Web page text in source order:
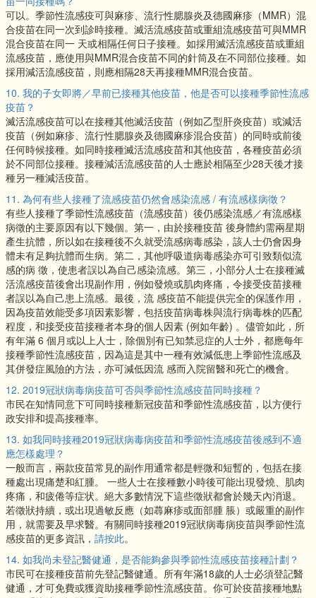
可以。季節性流感疫可與麻疹、流行性腮腺炎及德國麻疹（MMR）混
合疫苗在同一次到診時接種。滅活流感疫苗或重組流感疫苗可與MMR
混合疫苗在同一 天或相隔任何日子接種。如採用滅活流感疫苗或重組
流感疫苗，應使用與MMR混合疫苗不同的針筒及在不同部位接種。如
採用減活流感疫苗，則應相隔28天再接種MMR混合疫苗。
10. 我的子女即將／早前已接種其他疫苗，他是否可以接種季節性流感
疫苗？
滅活流感疫苗可以在接種其他滅活疫苗（例如乙型肝炎疫苗）或減活
疫苗（例如麻疹、流行性腮腺炎及德國麻疹混合疫苗）的同時或前後
任何時候接種。如同時接種滅活流感疫苗和其他疫苗，各種疫苗必須
於不同部位接種。接種減活流感疫苗的人士應於相隔至少28天後才接
種另一種減活疫苗。
11. 為何有些人接種了流感疫苗仍然會感染流感 / 有流感樣病徵？
有些人接種了季節性流感疫苗（流感疫苗）後仍感染流感／有流感樣
病徵的主要原因有以下幾個。第一，由於接種疫苗 後身體約需兩星期
產生抗體，所以如在接種後不久就受流感病毒感染，該人士仍會因身
體未有足夠抗體而生病。第二，其他呼吸道病毒感染亦可引致類似流
感的病 徵，使患者誤以為自己感染流感。第三，小部分人士在接種滅
活流感疫苗後會出現副作用，例如發燒或肌肉疼痛，令接受疫苗接種
者誤以為自己患上流感。最後，流 感疫苗不能提供完全的保護作用，
因為疫苗效能受多項因素影響，包括疫苗病毒株與流行病毒株的匹配
程度，和接受疫苗接種者本身的個人因素 (例如年齡) 。儘管如此，所
有年滿 6 個月或以上人士，除個別有已知禁忌症的人士外，都應每年
接種季節性流感疫苗，因為這是其中一種有效減低患上季節性流感及
其併發症風險的方法，亦可減低因流 感而入院留醫和死亡的機會。
12. 2019冠狀病毒病疫苗可否與季節性流感疫苗同時接種？
市民在知情同意下可同時接種新冠疫苗和季節性流感疫苗，以方便行
政安排和提高接種率。
13. 如我同時接種2019冠狀病毒病疫苗和季節性流感疫苗後感到不適
應怎樣處理？
一般而言，兩款疫苗常見的副作用通常都是輕微和短暫的，包括在接
種處出現痛楚和紅腫。 一些人士在接種數小時後可能出現發燒、肌肉
疼痛，和疲倦等症状。絕大多數情況下這些徵狀都會於幾天內消退。
若徵狀持續，或出現過敏反應（如蕁麻疹或面部腫 脹）或嚴重的副作
用，就需要及早求醫。有關同時接種2019冠狀病毒病疫苗與季節性流
感疫苗的更多資訊， 請按此。
14. 如我尚未登記醫健通，是否能夠參與季節性流感疫苗接種計劃？
市民可在接種疫苗前先登記醫健通。所有年滿18歲的人士必須登記醫
健通，才可免費或獲資助接種季節性流感疫苗。你可於疫苗接種地點